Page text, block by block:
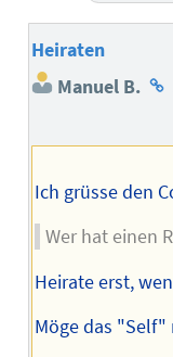
Heiraten
Manuel B.
Ich grüsse den
Wer hat einen
Heirate erst,
Möge das "Self"